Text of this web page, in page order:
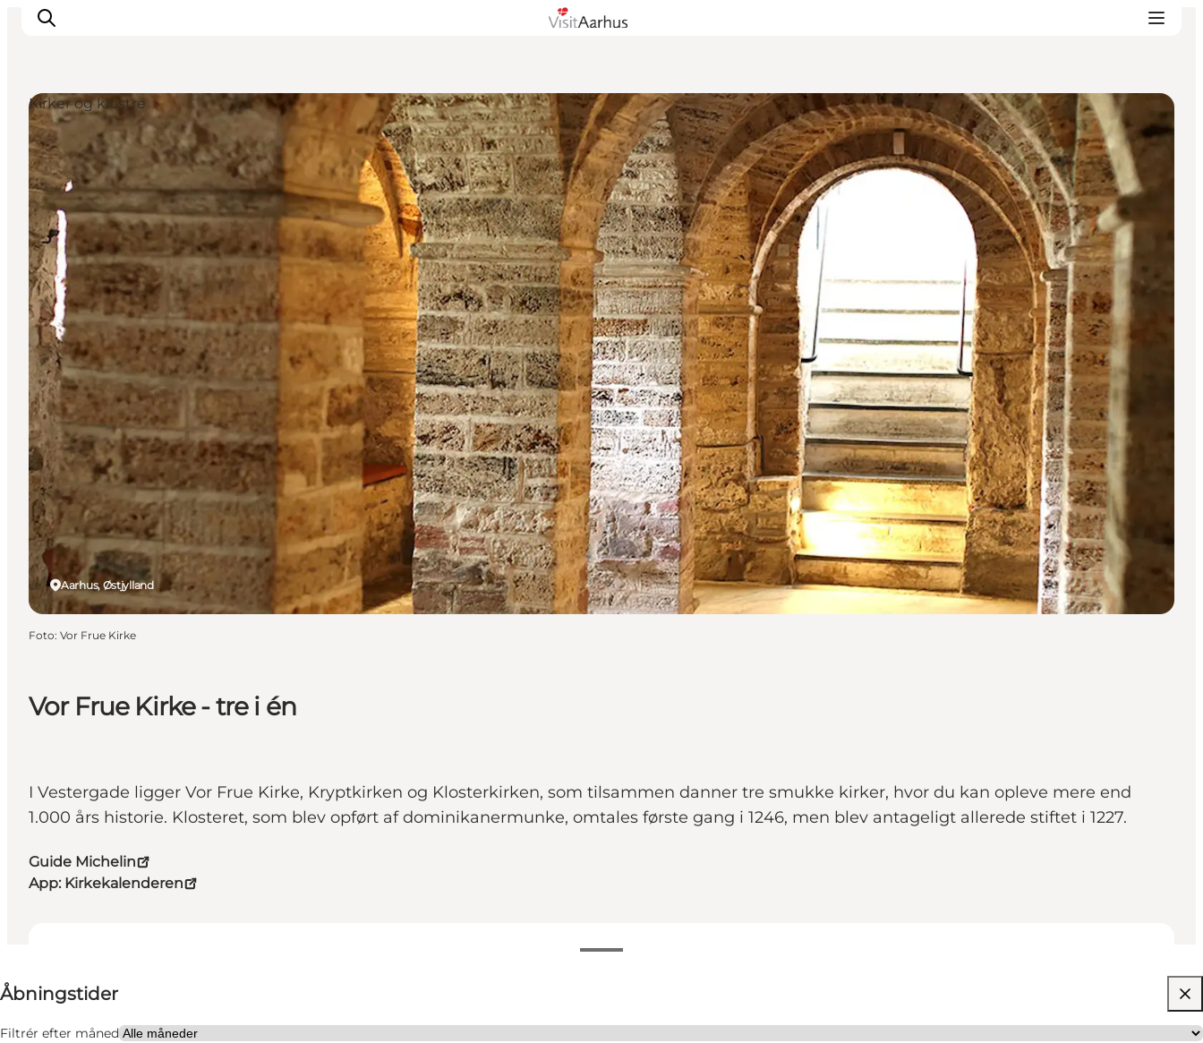
Oplevelser
Kalender
Byer og steder
Planlæg ferien
Transport
Vor Frue Kirke - tre i én
I Vestergade ligger Vor Frue Kirke, Kryptkirken og Klosterkirken, som tilsammen danner tre smukke kirker, hvor du kan opleve mere end
1.000 års historie. Klosteret, som blev opført af dominikanermunke, omtales første gang i 1246, men blev antageligt allerede stiftet i 1227.
Guide Michelin
App: Kirkekalenderen
Åbningstider
Filtrér efter måned
Gratis
Besøg hjemmeside
Aarhus, Østjylland
Kirker og klostre
Foto: Vor Frue Kirke